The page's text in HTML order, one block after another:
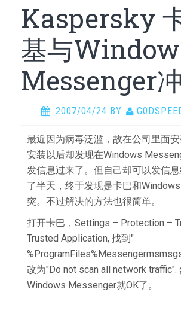
Kaspersky
基与
Messenger
2007/04/24 BY
最近因为病毒泛滥，故在公司里面
安装以后却发现在Windows
发信息过来了。但自己却可以发信
了半天，终于发现是卡巴和
突。不过解决的方法也很简单。
打开卡巴，Settings – Protection –
Trusted Application, 找到"
改为"Do not scan all network traffic".
Windows Messenger就OK了。